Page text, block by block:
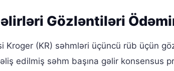
Gözləntiləri
Kroger (KR) səhmləri üçüncü rüb üçün
edilmiş səhm başına gəlir konsensus